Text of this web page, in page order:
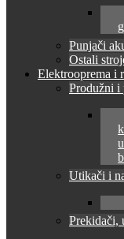
Punjači
Ostali
Elektrooprema i
Produžni i
Utikači i
Prekidači,